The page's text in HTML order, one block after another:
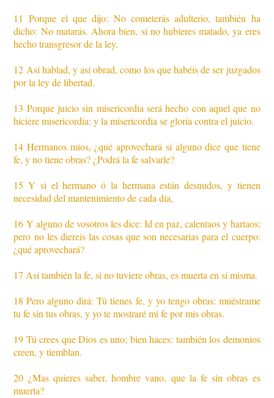
11 Porque el que dijo: No cometerás adulterio, también ha
dicho: No matarás. Ahora bien, si no hubieres matado, ya eres
hecho transgresor de la ley.
12 Así hablad, y así obrad, como los que habéis de ser juzgados
por la ley de libertad.
13 Porque juicio sin misericordia será hecho con aquel que no
hiciere misericordia: y la misericordia se gloría contra el juicio.
14 Hermanos míos, ¿qué aprovechará si alguno dice que tiene
fe, y no tiene obras? ¿Podrá la fe salvarle?
15 Y si el hermano ó la hermana están desnudos, y tienen
necesidad del mantenimiento de cada día,
16 Y alguno de vosotros les dice: Id en paz, calentaos y hartaos;
pero no les diereis las cosas que son necesarias para el cuerpo:
¿qué aprovechará?
17 Así también la fe, si no tuviere obras, es muerta en sí misma.
18 Pero alguno dirá: Tú tienes fe, y yo tengo obras: muéstrame
tu fe sin tus obras, y yo te mostraré mi fe por mis obras.
19 Tú crees que Dios es uno; bien haces: también los demonios
creen, y tiemblan.
20 ¿Mas quieres saber, hombre vano, que la fe sin obras es
muerta?